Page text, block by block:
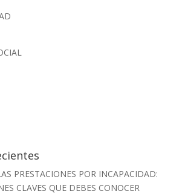
PRESTACIONES POR INCAPACIDAD:
CLAVES QUE DEBES CONOCER